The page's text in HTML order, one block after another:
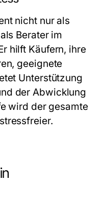
nicht nur als
Berater im
hilft Käufern, ihre
geeignete
Unterstützung
der Abwicklung
wird der gesamte